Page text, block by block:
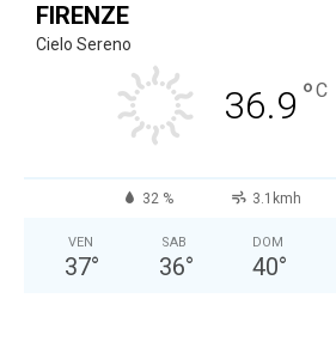
FIRENZE
Cielo Sereno
36.9 °C
32 % 3.1kmh
VEN
37°
SAB
36°
DOM
40°